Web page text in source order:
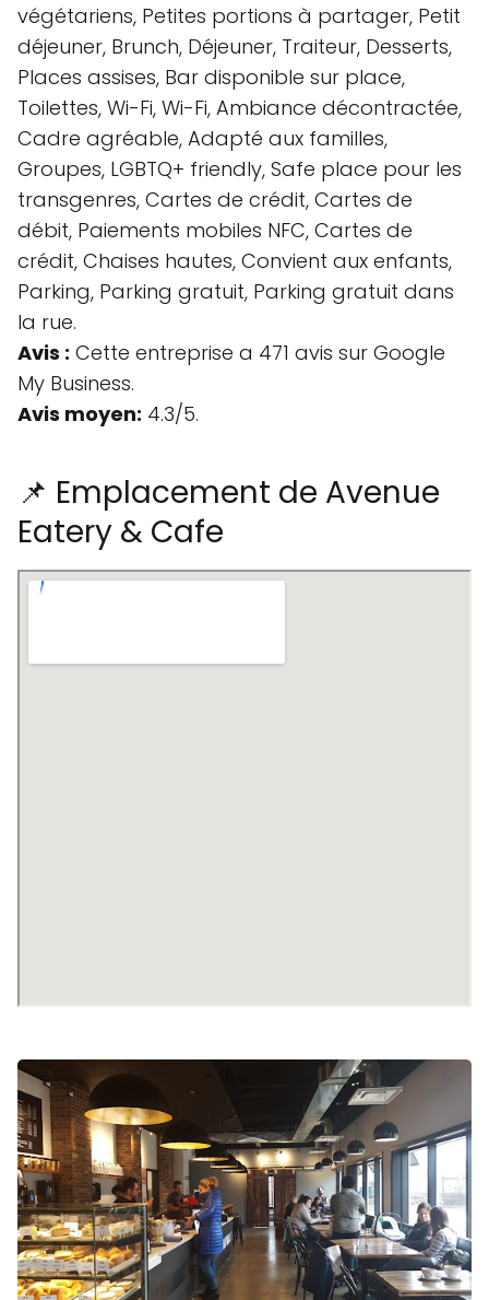
végétariens, Petites portions à partager, Petit
déjeuner, Brunch, Déjeuner, Traiteur, Desserts,
Places assises, Bar disponible sur place,
Toilettes, Wi-Fi, Wi-Fi, Ambiance décontractée,
Cadre agréable, Adapté aux familles,
Groupes, LGBTQ+ friendly, Safe place pour les
transgenres, Cartes de crédit, Cartes de
débit, Paiements mobiles NFC, Cartes de
crédit, Chaises hautes, Convient aux enfants,
Parking, Parking gratuit, Parking gratuit dans
la rue.
Avis : Cette entreprise a 471 avis sur Google
My Business.
Avis moyen: 4.3/5.
📌 Emplacement de Avenue
Eatery & Cafe